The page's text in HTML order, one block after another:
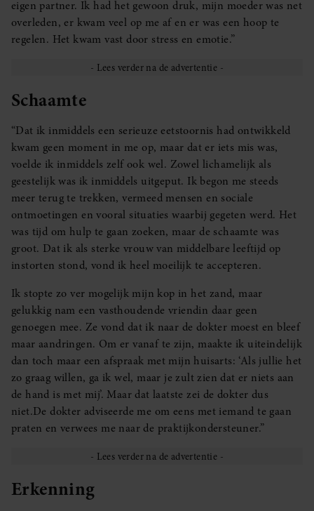
eigen partner. Ik had het gewoon druk, mijn moeder was net
overleden, er kwam veel op me af en er was een hoop te
regelen. Het kwam vast door stress en emotie.”
Schaamte
“Dat ik inmiddels een serieuze eetstoornis had ontwikkeld
kwam geen moment in me op, maar dat er iets mis was,
voelde ik inmiddels zelf ook wel. Zowel lichamelijk als
geestelijk was ik inmiddels uitgeput. Ik begon me steeds
meer terug te trekken, vermeed mensen en sociale
ontmoetingen en vooral situaties waarbij gegeten werd. Het
was tijd om hulp te gaan zoeken, maar de schaamte was
groot. Dat ik als sterke vrouw van middelbare leeftijd op
instorten stond, vond ik heel moeilijk te accepteren.
Ik stopte zo ver mogelijk mijn kop in het zand, maar
gelukkig nam een vasthoudende vriendin daar geen
genoegen mee. Ze vond dat ik naar de dokter moest en bleef
maar aandringen. Om er vanaf te zijn, maakte ik uiteindelijk
dan toch maar een afspraak met mijn huisarts: ‘Als jullie het
zo graag willen, ga ik wel, maar je zult zien dat er niets aan
de hand is met mij’. Maar dat laatste zei de dokter dus
niet.De dokter adviseerde me om eens met iemand te gaan
praten en verwees me naar de praktijkondersteuner.”
Erkenning